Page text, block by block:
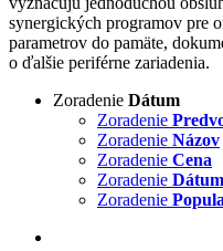
synergických programov pre
parametrov do pamäte,
o ďalšie periférne zariadenia.
Zoradenie Dátum
Zoradenie
Zoradenie Názov
Zoradenie Cena
Zoradenie Dátum
Zoradenie